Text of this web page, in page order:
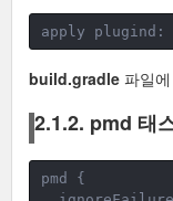
apply plugind:
build.gradle 파일
2.1.2. pmd 태
pmd {